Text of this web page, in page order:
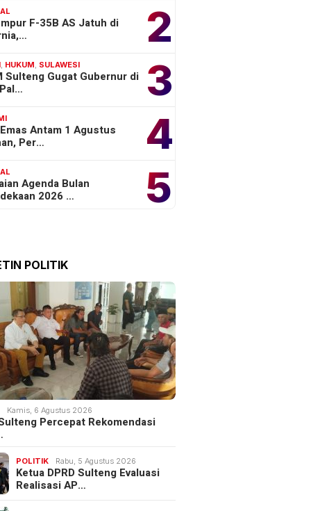
2
F-35B AS Jatuh di
3
HUKUM SULAWESI
Sulteng Gugat Gubernur di
4
Antam 1 Agustus
Per…
5
Agenda Bulan
2026 …
POLITIK
Kamis, 6 Agustus 2026
Percepat Rekomendasi
POLITIK Rabu, 5 Agustus 2026
Ketua DPRD Sulteng Evaluasi
Realisasi AP…